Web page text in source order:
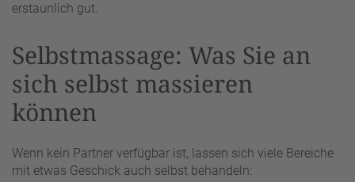
erstaunlich gut.
Selbstmassage: Was Sie an
sich selbst massieren
können
Wenn kein Partner verfügbar ist, lassen sich viele Bereiche
mit etwas Geschick auch selbst behandeln: